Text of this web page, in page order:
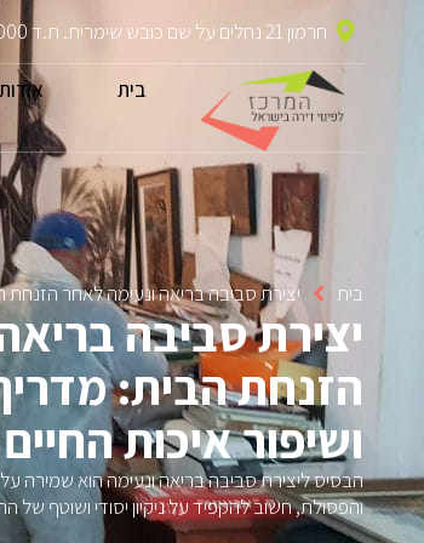
חרמון 21 נחלים על שם כובש שימרית. ת.ד 530904000
בית אודות
בית יצירת סביבה בריאה ונעימה לאחר הזנחת
יצירת סביבה
הזנחת הבית:
ושיפור איכות החיים
הבסיס ליצירת סביבה בריאה ונעימה הוא שמירה
והפסולת, חשוב להקפיד על ניקיון יסודי ושוטף